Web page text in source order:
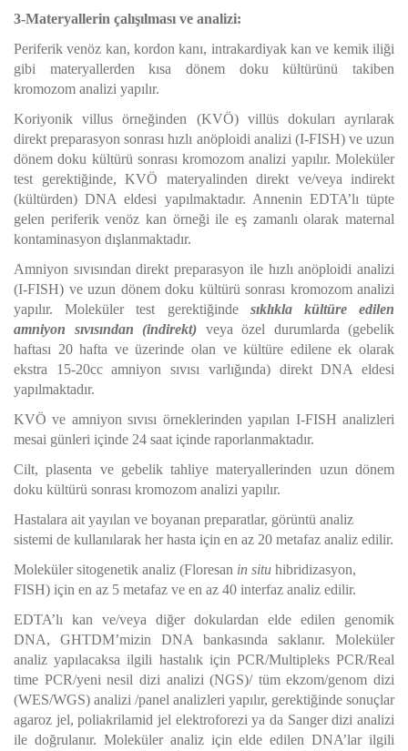
3-Materyallerin çalışılması ve analizi:
Periferik venöz kan, kordon kanı, intrakardiyak kan ve kemik iliği
gibi materyallerden kısa dönem doku kültürünü takiben
kromozom analizi yapılır.
Koriyonik villus örneğinden (KVÖ) villüs dokuları ayrılarak
direkt preparasyon sonrası hızlı anöploidi analizi (I-FISH) ve uzun
dönem doku kültürü sonrası kromozom analizi yapılır. Moleküler
test gerektiğinde, KVÖ materyalinden direkt ve/veya indirekt
(kültürden) DNA eldesi yapılmaktadır. Annenin EDTA’lı tüpte
gelen periferik venöz kan örneği ile eş zamanlı olarak maternal
kontaminasyon dışlanmaktadır.
Amniyon sıvısından direkt preparasyon ile hızlı anöploidi analizi
(I-FISH) ve uzun dönem doku kültürü sonrası kromozom analizi
yapılır. Moleküler test gerektiğinde sıklıkla kültüre edilen
amniyon sıvısından (indirekt) veya özel durumlarda (gebelik
haftası 20 hafta ve üzerinde olan ve kültüre edilene ek olarak
ekstra 15-20cc amniyon sıvısı varlığında) direkt DNA eldesi
yapılmaktadır.
KVÖ ve amniyon sıvısı örneklerinden yapılan I-FISH analizleri
mesai günleri içinde 24 saat içinde raporlanmaktadır.
Cilt, plasenta ve gebelik tahliye materyallerinden uzun dönem
doku kültürü sonrası kromozom analizi yapılır.
Hastalara ait yayılan ve boyanan preparatlar, görüntü analiz
sistemi de kullanılarak her hasta için en az 20 metafaz analiz edilir.
Moleküler sitogenetik analiz (Floresan in situ hibridizasyon,
FISH) için en az 5 metafaz ve en az 40 interfaz analiz edilir.
EDTA’lı kan ve/veya diğer dokulardan elde edilen genomik
DNA, GHTDM’mizin DNA bankasında saklanır. Moleküler
analiz yapılacaksa ilgili hastalık için PCR/Multipleks PCR/Real
time PCR/yeni nesil dizi analizi (NGS)/ tüm ekzom/genom dizi
(WES/WGS) analizi /panel analizleri yapılır, gerektiğinde sonuçlar
agaroz jel, poliakrilamid jel elektroforezi ya da Sanger dizi analizi
ile doğrulanır. Moleküler analiz için elde edilen DNA’lar ilgili